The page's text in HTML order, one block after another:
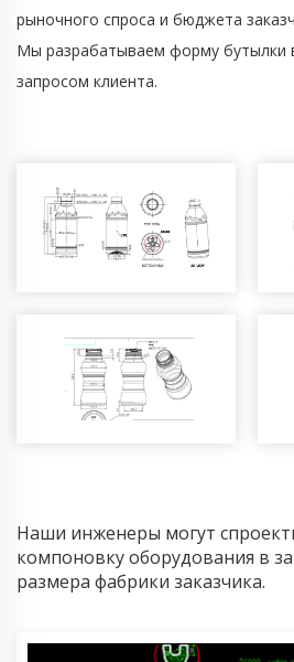
рыночного спроса и бюджета
Мы разрабатываем форму бутылки
запросом клиента.
Наши инженеры могут
компоновку оборудования в
размера фабрики заказчика.